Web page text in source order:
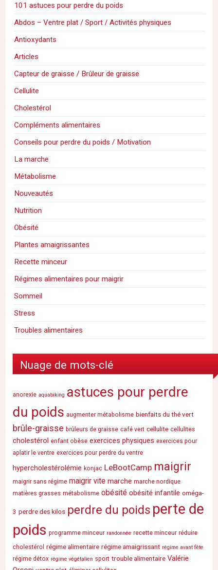
101 astuces pour perdre du poids
Abdos – Ventre plat / Sport / Activités physiques
Antioxydants
Articles
Capteur de graisse / Brûleur de graisse
Cellulite
Cholestérol
Compléments alimentaires
Conseils pour perdre du poids / Motivation
La marche
Métabolisme
Nouveautés
Nutrition
Obésité
Plantes amaigrissantes
Recette minceur
Régimes alimentaires pour maigrir
Sommeil
Stress
Troubles alimentaires
Nuage de mots-clé
anorexie aquabiking astuces pour perdre
du poids augmenter métabolisme bienfaits du thé vert
brûle-graisse brûleurs de graisse café vert cellulite cellulites
cholestérol enfant obèse exercices physiques exercices pour
aplatir le ventre exercices pour perdre du ventre
hypercholestérolémie konjac LeBootCamp maigrir
maigrir sans régime maigrir vite marche marche nordique
matières grasses métabolisme obésité obésité infantile oméga-
3 perdre des kilos perdre du poids perte de
poids programme minceur randonnée recette minceur réduire
cholestérol régime alimentaire régime amaigrissant régime avant fête
régime détox régime végétalien sport trouble alimentaire Valérie